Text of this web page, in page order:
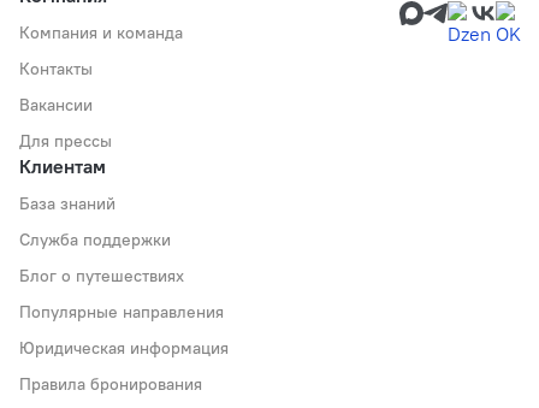
Компания и команда
Контакты
Вакансии
Для прессы
Клиентам
База знаний
Служба поддержки
Блог о путешествиях
Популярные направления
Юридическая информация
Правила бронирования